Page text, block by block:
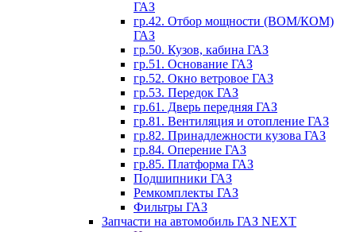
ГАЗ
гр.42. Отбор мощности (ВОМ/КОМ)
ГАЗ
гр.50. Кузов, кабина ГАЗ
гр.51. Основание ГАЗ
гр.52. Окно ветровое ГАЗ
гр.53. Передок ГАЗ
гр.61. Дверь передняя ГАЗ
гр.81. Вентиляция и отопление ГАЗ
гр.82. Принадлежности кузова ГАЗ
гр.84. Оперение ГАЗ
гр.85. Платформа ГАЗ
Подшипники ГАЗ
Ремкомплекты ГАЗ
Фильтры ГАЗ
Запчасти на автомобиль ГАЗ NEXT